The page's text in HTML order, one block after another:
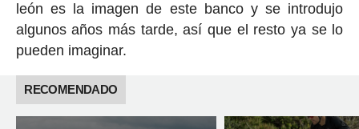
león es la imagen de este banco y se introdujo
algunos años más tarde, así que el resto ya se lo
pueden imaginar.
RECOMENDADO